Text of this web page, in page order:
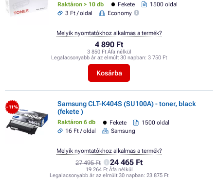
Raktáron > 10 db Fekete
1500 oldal
3 Ft / oldal
Economy
4 890 Ft
3 850 Ft Áfa nélkül
Legalacsonyabb ár az elmúlt 30 napban: 3 750 Ft
Kosárba
Melyik nyomtatókhoz alkalmas a termék?
- 11%
Samsung CLT-K404S (SU100A) - toner, black
(fekete )
Raktáron 6 db Fekete
1500 oldal
16 Ft / oldal
Samsung
27 495 Ft 24 465 Ft
19 264 Ft Áfa nélkül
Legalacsonyabb ár az elmúlt 30 napban: 23 875 Ft
Melyik nyomtatókhoz alkalmas a termék?